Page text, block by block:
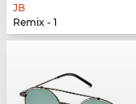
JB
Remix - 1